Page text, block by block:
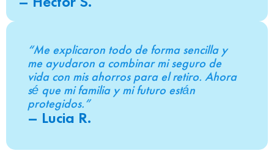
“Me explicaron todo de forma sencilla y
me ayudaron a combinar mi seguro de
vida con mis ahorros para el retiro. Ahora
sé que mi familia y mi futuro están
protegidos.”
– Lucia R.